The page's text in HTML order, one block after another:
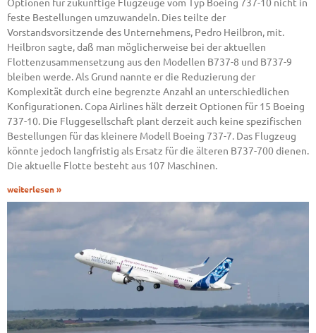
feste Bestellungen umzuwandeln. Dies teilte der
Vorstandsvorsitzende des Unternehmens, Pedro Heilbron, mit.
Heilbron sagte, daß man möglicherweise bei der aktuellen
Flottenzusammensetzung aus den Modellen B737-8 und B737-9
bleiben werde. Als Grund nannte er die Reduzierung der
Komplexität durch eine begrenzte Anzahl an unterschiedlichen
Konfigurationen. Copa Airlines hält derzeit Optionen für 15 Boeing
737-10. Die Fluggesellschaft plant derzeit auch keine spezifischen
Bestellungen für das kleinere Modell Boeing 737-7. Das Flugzeug
könnte jedoch langfristig als Ersatz für die älteren B737-700 dienen.
Die aktuelle Flotte besteht aus 107 Maschinen.
weiterlesen »